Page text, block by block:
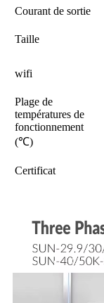
Courant de sortie
Taille
wifi
Plage de
températures de
fonctionnement
(℃)
Certificat